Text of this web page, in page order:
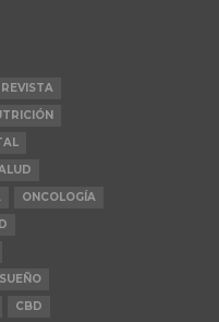
ONCOLOGÍA
SUEÑO
CBD